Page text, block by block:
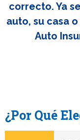
correcto. Ya
auto, su casa
Auto
¿Por Qué